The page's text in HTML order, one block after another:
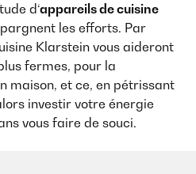
d‘appareils de cuisine
les efforts. Par
Klarstein vous aideront
fermes, pour la
maison, et ce, en pétrissant
investir votre énergie
vous faire de souci.